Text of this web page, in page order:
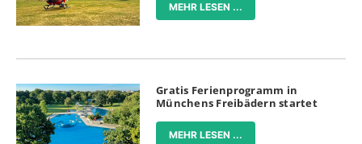
MEHR LESEN ...
Gratis Ferienprogramm in
Münchens Freibädern startet
MEHR LESEN ...